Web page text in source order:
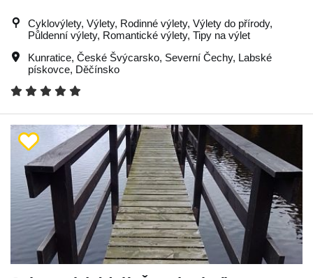
Cyklovýlety, Výlety, Rodinné výlety, Výlety do přírody,
Půldenní výlety, Romantické výlety, Tipy na výlet
Kunratice, České Švýcarsko, Severní Čechy, Labské
pískovce, Děčínsko